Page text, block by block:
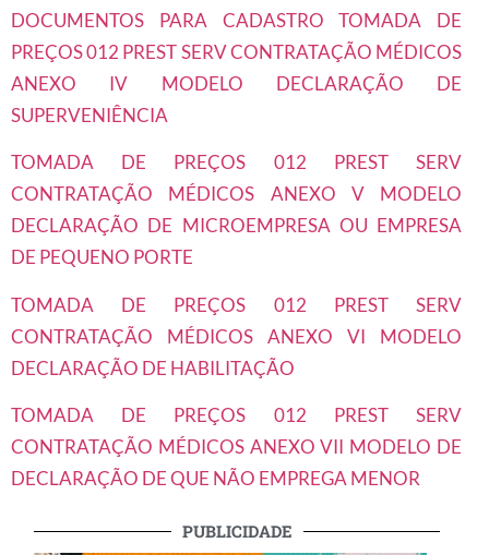
DOCUMENTOS PARA CADASTRO
TOMADA DE
PREÇOS 012 PREST SERV CONTRATAÇÃO MÉDICOS
ANEXO IV MODELO DECLARAÇÃO DE
SUPERVENIÊNCIA
TOMADA DE PREÇOS 012 PREST SERV
CONTRATAÇÃO MÉDICOS ANEXO V MODELO
DECLARAÇÃO DE MICROEMPRESA OU EMPRESA
DE PEQUENO PORTE
TOMADA DE PREÇOS 012 PREST SERV
CONTRATAÇÃO MÉDICOS ANEXO VI MODELO
DECLARAÇÃO DE HABILITAÇÃO
TOMADA DE PREÇOS 012 PREST SERV
CONTRATAÇÃO MÉDICOS ANEXO VII MODELO DE
DECLARAÇÃO DE QUE NÃO EMPREGA MENOR
PUBLICIDADE